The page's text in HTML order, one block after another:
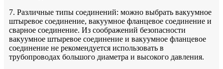
7. Различные типы соединений: можно выбрать вакуумное
штыревое соединение, вакуумное фланцевое соединение и
сварное соединение. Из соображений безопасности
вакуумное штыревое соединение и вакуумное фланцевое
соединение не рекомендуется использовать в
трубопроводах большого диаметра и высокого давления.